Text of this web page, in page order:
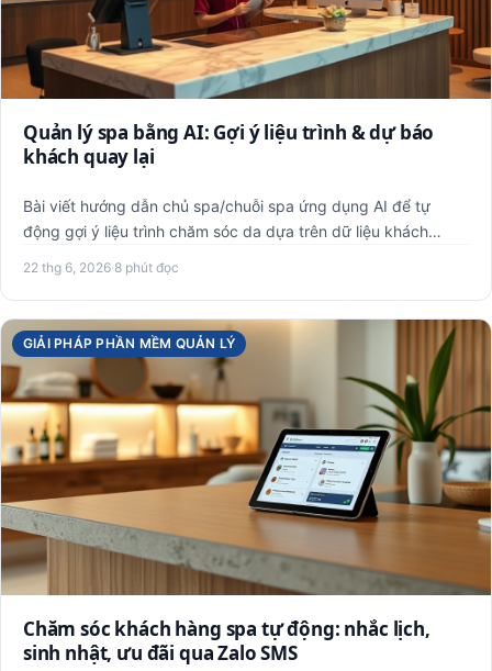
Quản lý spa bằng AI: Gợi ý liệu trình & dự báo
khách quay lại
Bài viết hướng dẫn chủ spa/chuỗi spa ứng dụng AI để tự
động gợi ý liệu trình chăm sóc da dựa trên dữ liệu khách
22 thg 6, 2026·8 phút đọc
GIẢI PHÁP PHẦN MỀM QUẢN LÝ
Chăm sóc khách hàng spa tự động: nhắc lịch,
sinh nhật, ưu đãi qua Zalo SMS